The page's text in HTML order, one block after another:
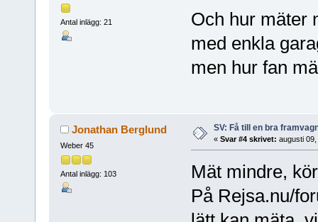
Antal inlägg: 21
Och hur mäter
med enkla
men hur fan
Jonathan Berglund
Weber 45
Antal inlägg: 103
SV: Få till en bra
« Svar #4 skrivet: augusti
Mät mindre,
På Rejsa.nu/